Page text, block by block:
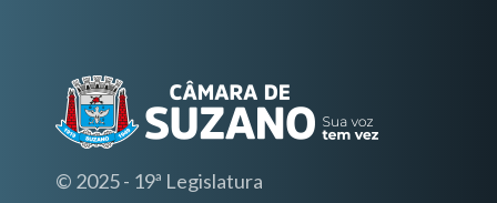
© 2025 - 19ª Legislatura